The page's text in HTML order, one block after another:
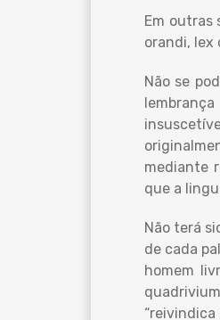
Em outras
orandi, lex
Não se
mediante
que a
Não terá
de cada
homem